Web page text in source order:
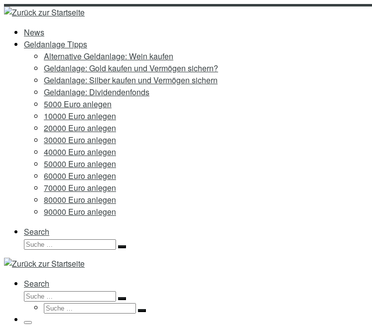
Zum
springenNews
Geldanlage Tipps
Alternative Geldanlage: Wein kaufen
Geldanlage: Gold kaufen und Vermögen sichern?
Geldanlage: Silber kaufen und Vermögen sichern
Geldanlage: Dividendenfonds
5000 Euro anlegen
10000 Euro anlegen
20000 Euro anlegen
30000 Euro anlegen
40000 Euro anlegen
50000 Euro anlegen
60000 Euro anlegen
70000 Euro anlegen
80000 Euro anlegen
90000 Euro anlegen
Search
Suche
Suche
Search
Suche
Suche
Suche
Suche
Menü